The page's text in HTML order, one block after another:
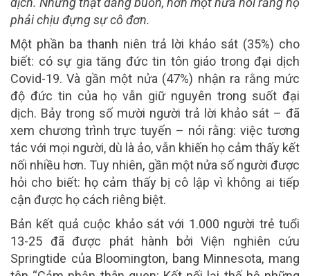
phải chịu đựng sự cô đơn.
Một phần ba thanh niên trả lời khảo sát (35%) cho
biết: có sự gia tăng đức tin tôn giáo trong đại dịch
Covid-19. Và gần một nửa (47%) nhận ra rằng mức
độ đức tin của họ vẫn giữ nguyên trong suốt đại
dịch. Bảy trong số mười người trả lời khảo sát – đã
xem chương trình trực tuyến – nói rằng: việc tương
tác với mọi người, dù là ảo, vẫn khiến họ cảm thấy kết
nối nhiều hơn. Tuy nhiên, gần một nửa số người được
hỏi cho biết: họ cảm thấy bị cô lập vì không ai tiếp
cận được họ cách riêng biệt.
Bản kết quả cuộc khảo sát với 1.000 người trẻ tuổi
13-25 đã được phát hành bởi Viện nghiên cứu
Springtide của Bloomington, bang Minnesota, mang